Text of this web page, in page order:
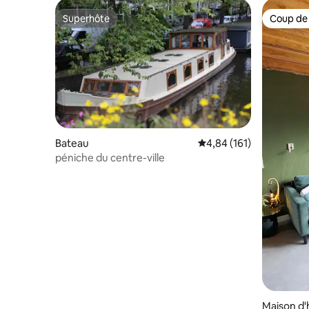
Superhôte
Superhôte
Bateau Évaluation moyenne
4,84 (161)
péniche du centre-ville
Coup
Coup
Maison